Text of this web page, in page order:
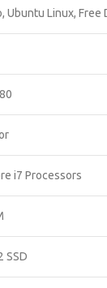
Ubuntu Linux, Free
i7 Processors
SSD